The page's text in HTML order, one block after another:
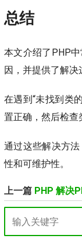
总结
本文介绍了PHP
因，并提供了解决
在遇到“未找到类
置正确，然后检查
通过这些解决方
性和可维护性。
上一篇 PHP 解决